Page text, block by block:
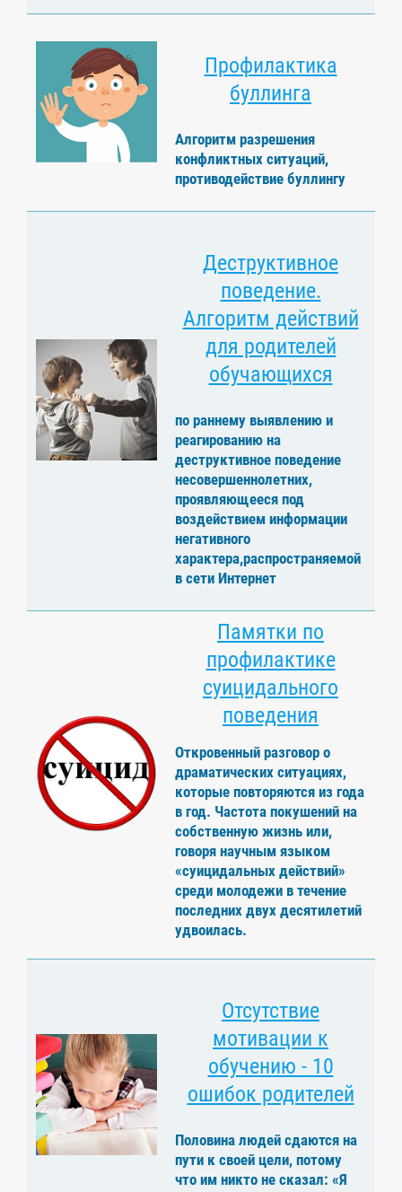
Профилактика
буллинга
Алгоритм разрешения
конфликтных ситуаций,
противодействие буллингу
Деструктивное
поведение.
Алгоритм действий
для родителей
обучающихся
по раннему выявлению и
реагированию на
деструктивное поведение
несовершеннолетних,
проявляющееся под
воздействием информации
негативного
характера,распространяемой
в сети Интернет
Памятки по
профилактике
суицидального
поведения
Откровенный разговор о
драматических ситуациях,
которые повторяются из года
в год. Частота покушений на
собственную жизнь или,
говоря научным языком
«суицидальных действий»
среди молодежи в течение
последних двух десятилетий
удвоилась.
Отсутствие
мотивации к
обучению - 10
ошибок родителей
Половина людей сдаются на
пути к своей цели, потому
что им никто не сказал: «Я